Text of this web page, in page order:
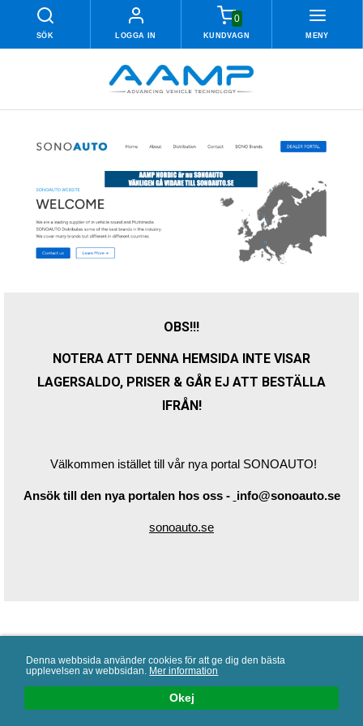
Okej
Denna webbsida använder cookies för att ge dig den bästa
upplevelsen av webbsidan. Mer information
SÖK LOGGA IN
0
KUNDVAGN MENY
OBS!!!
NOTERA ATT DENNA HEMSIDA INTE VISAR
LAGERSALDO, PRISER & GÅR EJ ATT BESTÄLLA
IFRÅN!
Välkommen istället till vår nya portal SONOAUTO!
Ansök till den nya portalen hos oss - info@sonoauto.se
sonoauto.se
Följ oss